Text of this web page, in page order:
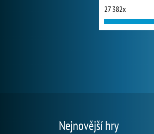
27 382x
Nejnovější hry